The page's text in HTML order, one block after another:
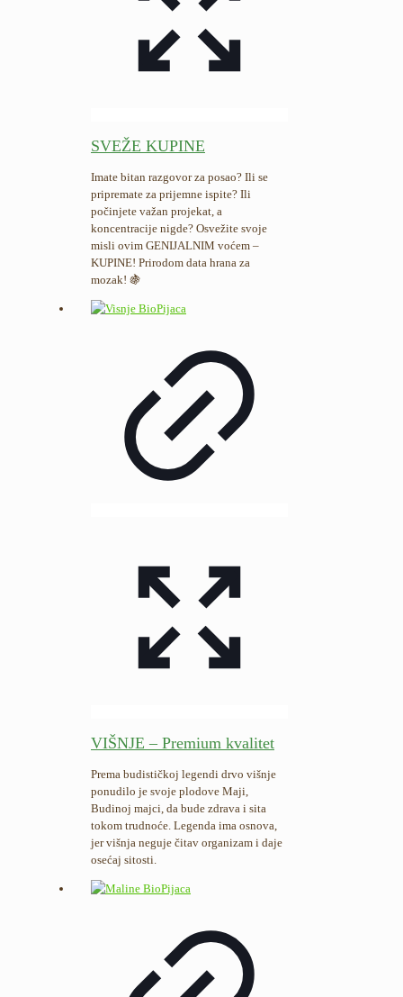
SVEŽE KUPINE
Imate bitan razgovor za posao? Ili se
pripremate za prijemne ispite? Ili
počinjete važan projekat, a
koncentracije nigde? Osvežite svoje
misli ovim GENIJALNIM voćem –
KUPINE! Prirodom data hrana za
mozak! 🍇
VIŠNJE – Premium kvalitet
Prema budističkoj legendi drvo višnje
ponudilo je svoje plodove Maji,
Budinoj majci, da bude zdrava i sita
tokom trudnoće. Legenda ima osnova,
jer višnja neguje čitav organizam i daje
osećaj sitosti.